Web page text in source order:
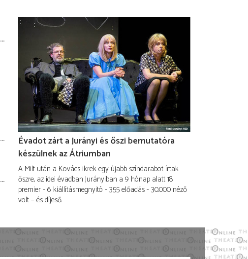
Évadot zárt a Jurányi és őszi bemutatóra
készülnek az Átriumban
A Milf után a Kovács ikrek egy újabb színdarabot írtak
őszre, az idei évadban Jurányiban a 9 hónap alatt 18
premier - 6 kiállításmegnyitó - 355 előadás - 30.000 néző
volt – és díjeső.